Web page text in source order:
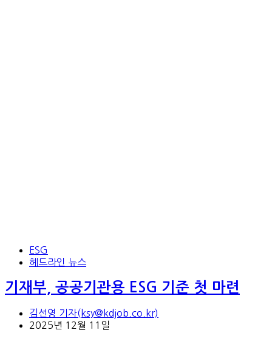
ESG
헤드라인 뉴스
기재부, 공공기관용 ESG 기준 첫 마련
김선영 기자(ksy@kdjob.co.kr)
2025년 12월 11일